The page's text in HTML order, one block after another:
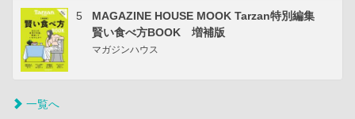
5
MAGAZINE HOUSE MOOK Tarzan特別編集
賢い食べ方BOOK 増補版
マガジンハウス
一覧へ